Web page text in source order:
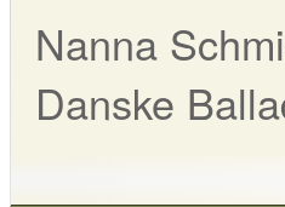
Nanna
Danske